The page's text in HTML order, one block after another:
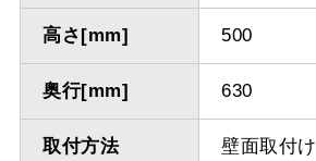
高さ[mm] 500
奥行[mm] 630
取付方法 壁面取付け